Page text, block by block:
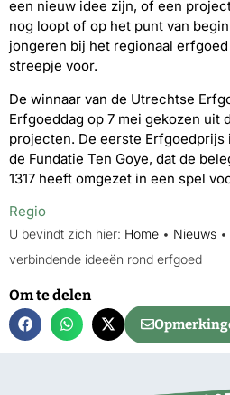
een nieuw idee zijn, of een
nog loopt of op het punt van
jongeren bij het regionaal
streepje voor.
De winnaar van de Utrechtse
Erfgoeddag op 7 mei gekozen uit
projecten. De eerste
de Fundatie Ten Goye, dat de
1317 heeft omgezet in een spel
Regio
U bevindt zich hier: Home • Nieuws •
verbindende ideeën rond erfgoed
Om te delen